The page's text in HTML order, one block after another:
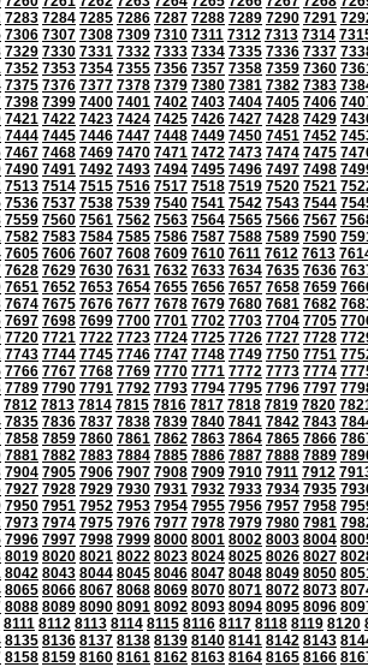
7283 7284 7285 7286 7287 7288 7289 7290 7291
7306 7307 7308 7309 7310 7311 7312 7313 7314
7329 7330 7331 7332 7333 7334 7335 7336 7337
7352 7353 7354 7355 7356 7357 7358 7359 7360
7375 7376 7377 7378 7379 7380 7381 7382 7383
7398 7399 7400 7401 7402 7403 7404 7405 7406
7421 7422 7423 7424 7425 7426 7427 7428 7429
7444 7445 7446 7447 7448 7449 7450 7451 7452
7467 7468 7469 7470 7471 7472 7473 7474 7475
7490 7491 7492 7493 7494 7495 7496 7497 7498
7513 7514 7515 7516 7517 7518 7519 7520 7521
7536 7537 7538 7539 7540 7541 7542 7543 7544
7559 7560 7561 7562 7563 7564 7565 7566 7567
7582 7583 7584 7585 7586 7587 7588 7589 7590
7605 7606 7607 7608 7609 7610 7611 7612 7613
7628 7629 7630 7631 7632 7633 7634 7635 7636
7651 7652 7653 7654 7655 7656 7657 7658 7659
7674 7675 7676 7677 7678 7679 7680 7681 7682
7697 7698 7699 7700 7701 7702 7703 7704 7705
7720 7721 7722 7723 7724 7725 7726 7727 7728
7743 7744 7745 7746 7747 7748 7749 7750 7751
7766 7767 7768 7769 7770 7771 7772 7773 7774
7789 7790 7791 7792 7793 7794 7795 7796 7797
7812 7813 7814 7815 7816 7817 7818 7819 7820
7835 7836 7837 7838 7839 7840 7841 7842 7843
7858 7859 7860 7861 7862 7863 7864 7865 7866
7881 7882 7883 7884 7885 7886 7887 7888 7889
7904 7905 7906 7907 7908 7909 7910 7911 7912
7927 7928 7929 7930 7931 7932 7933 7934 7935
7950 7951 7952 7953 7954 7955 7956 7957 7958
7973 7974 7975 7976 7977 7978 7979 7980 7981
7996 7997 7998 7999 8000 8001 8002 8003 8004
8019 8020 8021 8022 8023 8024 8025 8026 8027
8042 8043 8044 8045 8046 8047 8048 8049 8050
8065 8066 8067 8068 8069 8070 8071 8072 8073
8088 8089 8090 8091 8092 8093 8094 8095 8096
8111 8112 8113 8114 8115 8116 8117 8118 8119 8120
8135 8136 8137 8138 8139 8140 8141 8142 8143
8158 8159 8160 8161 8162 8163 8164 8165 8166